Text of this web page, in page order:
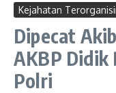
Kejahatan
Dipecat
AKBP Didik
Polri